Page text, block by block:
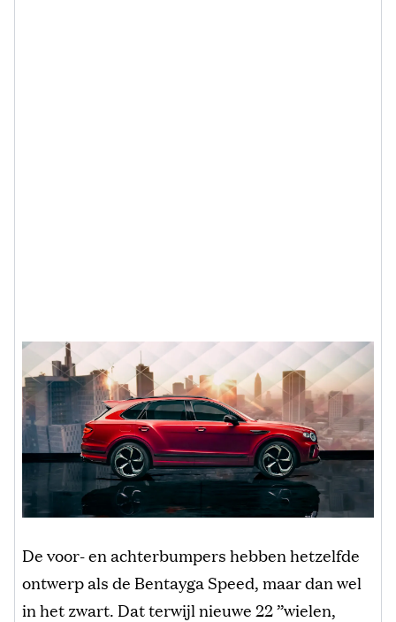
De voor- en achterbumpers hebben hetzelfde
ontwerp als de Bentayga Speed, maar dan wel
in het zwart. Dat terwijl nieuwe 22 ”wielen,